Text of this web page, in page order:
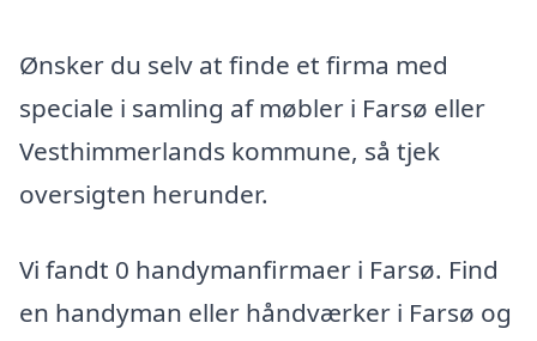
Ønsker du selv at finde et firma med
speciale i samling af møbler i Farsø eller
Vesthimmerlands kommune, så tjek
oversigten herunder.
Vi fandt 0 handymanfirmaer i Farsø. Find
en handyman eller håndværker i Farsø og